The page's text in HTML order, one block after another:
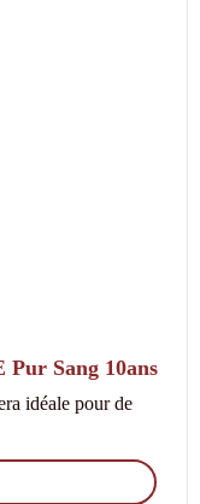
Sang 10ans
idéale pour de